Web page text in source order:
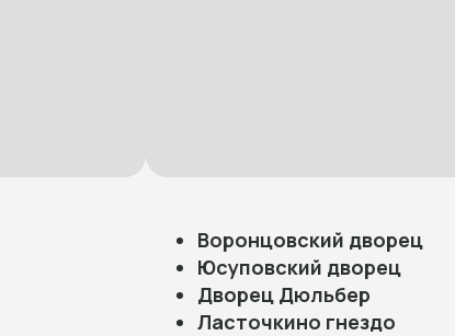
Воронцовский дворец
Юсуповский дворец
Дворец Дюльбер
Ласточкино гнездо